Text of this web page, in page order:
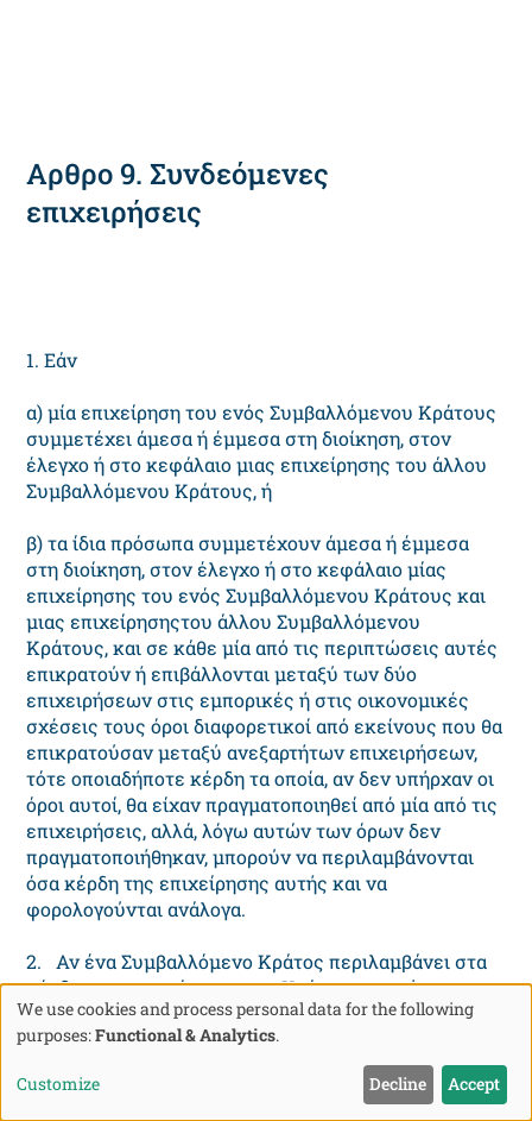
Αρθρο 9. Συνδεόμενες
επιχειρήσεις
1. Εάν
α) μία επιχείρηση του ενός Συμβαλλόμενου Κράτους
συμμετέχει άμεσα ή έμμεσα στη διοίκηση, στον
έλεγχο ή στο κεφάλαιο μιας επιχείρησης του άλλου
Συμβαλλόμενου Κράτους, ή
β) τα ίδια πρόσωπα συμμετέχουν άμεσα ή έμμεσα
στη διοίκηση, στον έλεγχο ή στο κεφάλαιο μίας
επιχείρησης του ενός Συμβαλλόμενου Κράτους και
μιας επιχείρησηςτου άλλου Συμβαλλόμενου
Κράτους, και σε κάθε μία από τις περιπτώσεις αυτές
επικρατούν ή επιβάλλονται μεταξύ των δύο
επιχειρήσεων στις εμπορικές ή στις οικονομικές
σχέσεις τους όροι διαφορετικοί από εκείνους που θα
επικρατούσαν μεταξύ ανεξαρτήτων επιχειρήσεων,
τότε οποιαδήποτε κέρδη τα οποία, αν δεν υπήρχαν οι
όροι αυτοί, θα είχαν πραγματοποιηθεί από μία από τις
επιχειρήσεις, αλλά, λόγω αυτών των όρων δεν
πραγματοποιήθηκαν, μπορούν να περιλαμβάνονται
όσα κέρδη της επιχείρησης αυτής και να
φορολογούνται ανάλογα.
2. Αν ένα Συμβαλλόμενο Κράτος περιλαμβάνει στα
κέρδη μιας επιχείρησης του Κράτους αυτού - και
φορολογεί ανάλογα - κέρδη για τα οποία, μια
επιχείρηση του άλλου Συμβαλλόμενου Κράτους έχει
φορολογηθεί σ' αυτό το άλλο Κράτος και τα
περιληφθέντα κατ' αυτόν τον τρόπο κέρδη είναι
Use
of
personal
We use cookies and process personal data for the following
purposes:Functional & Analytics.
Customize Decline Accept